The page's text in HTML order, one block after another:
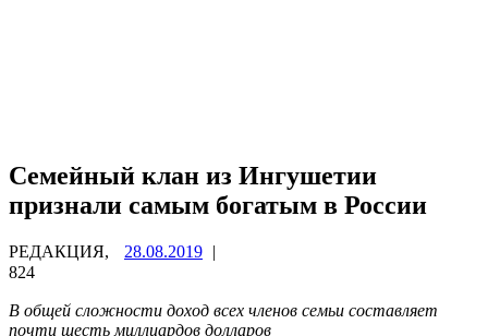
Семейный клан из Ингушетии
признали самым богатым в России
РЕДАКЦИЯ, 28.08.2019 |
824
В общей сложности доход всех членов семьи составляет
почти шесть миллиардов долларов